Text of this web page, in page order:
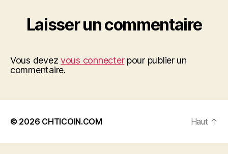
Laisser un commentaire
Vous devezvous connecterpour publier un
commentaire.
© 2026 CHTICOIN.COM Haut ↑